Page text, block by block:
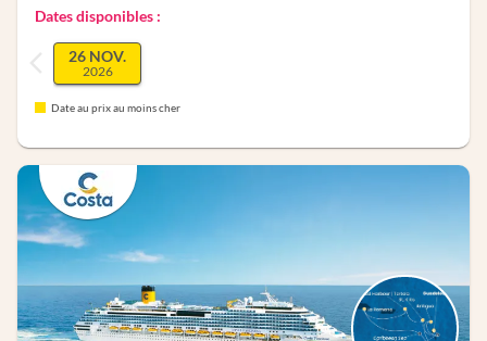
Dates disponibles :
26 NOV.
2026
Date au prix au moins cher